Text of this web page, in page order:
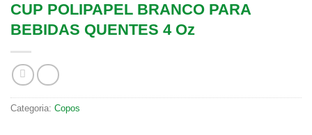
CUP POLIPAPEL BRANCO PARA
BEBIDAS QUENTES 4 Oz
Categoria: Copos